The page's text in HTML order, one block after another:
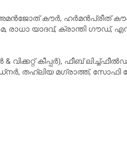
കൗർ, ഹർമൻപ്രീത്
രാധാ യാദവ്, ക്രാന്തി ഗൗഡ്,
കീപ്പർ), ഫീബ്
തഹ്ലിയ മഗ്രാത്ത്, സോഫി